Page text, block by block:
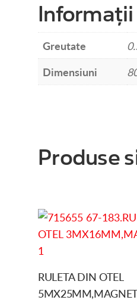
Greutate
Dimensiuni
Produse
RULETA DIN OTEL